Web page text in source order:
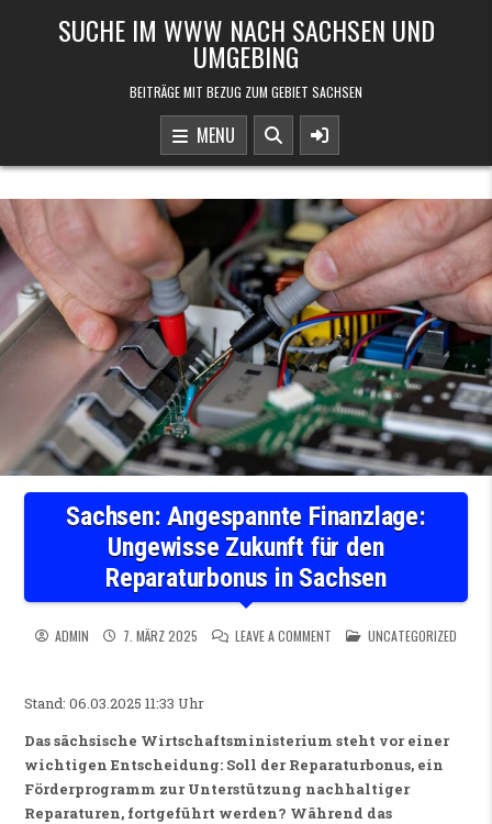
SUCHE IM WWW NACH SACHSEN UND
UMGEBING
BEITRÄGE MIT BEZUG ZUM GEBIET SACHSEN
MENU
Sachsen: Angespannte Finanzlage:
Ungewisse Zukunft für den
Reparaturbonus in Sachsen
ADMIN 7. MÄRZ 2025 LEAVE A COMMENT ON SACHSEN:
POSTED IN
UNCATEGORIZED
Stand: 06.03.2025 11:33 Uhr
Das sächsische Wirtschaftsministerium steht vor einer
wichtigen Entscheidung: Soll der Reparaturbonus, ein
Förderprogramm zur Unterstützung nachhaltiger
Reparaturen, fortgeführt werden? Während das